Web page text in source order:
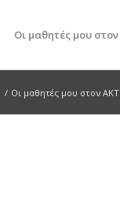
Οι μαθητές μου
/ Οι μαθητές μου στον